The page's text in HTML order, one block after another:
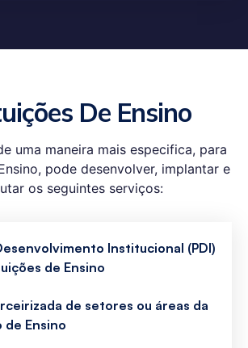
De Ensino
uma maneira mais especifica, para
pode desenvolver, implantar e
os seguintes serviços:
Institucional (PDI)
de Ensino
de setores ou áreas da
Ensino